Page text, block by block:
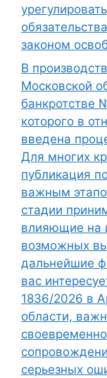
законом
В
Московской
банкротстве
которого в
введена
Для многих
публикация
важным
стадии
влияющие на
возможных
дальнейшие
вас
1836/2026 в
области,
серьезных